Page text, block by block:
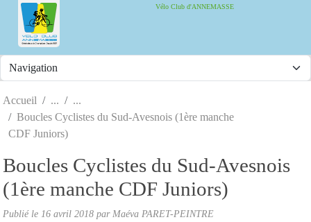
Vélo Club d'ANNEMASSE
Accueil
Boucles Cyclistes du Sud-Avesnois (1ère manche
CDF Juniors)
Boucles Cyclistes du Sud-Avesnois
(1ère manche CDF Juniors)
Publié le 16 avril 2018 par Maéva PARET-PEINTRE
Panneau de gestion des cookies